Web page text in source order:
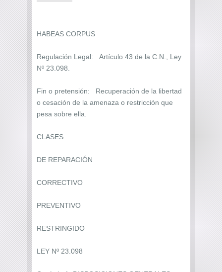
HABEAS CORPUS
Regulación Legal: Artículo 43 de la C.N., Ley
Nº 23.098.
Fin o pretensión: Recuperación de la libertad
o cesación de la amenaza o restricción que
pesa sobre ella.
CLASES
DE REPARACIÓN
CORRECTIVO
PREVENTIVO
RESTRINGIDO
LEY Nº 23.098